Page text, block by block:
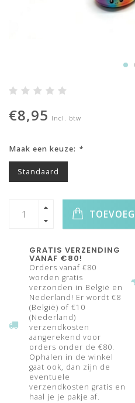
€8,95 Incl. btw
Maak een keuze: *
Standaard
GRATIS VERZENDING
VANAF €80!
Orders vanaf €80
worden gratis
verzonden in België en
Nederland! Er wordt €8
(België) of €10
(Nederland)
verzendkosten
aangerekend voor
orders onder de €80.
Ophalen in de winkel
gaat ook, dan zijn de
eventuele
verzendkosten gratis en
haal je je pakje af.